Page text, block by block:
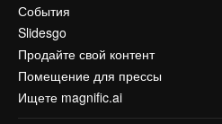
События
Slidesgo
Продайте свой контент
Помещение для прессы
Ищете magnific.ai